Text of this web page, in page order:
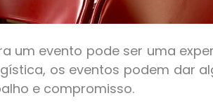
um evento pode ser uma
os eventos podem dar
e compromisso.